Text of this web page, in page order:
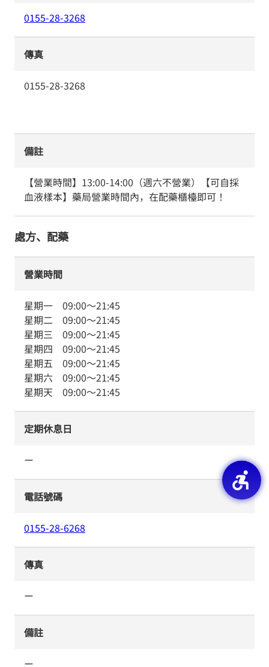
0155-28-3268
傳真
0155-28-3268
備註
【營業時間】13:00-14:00（週六不營業）【可自採
血液樣本】藥局營業時間內，在配藥櫃檯即可！
處方、配藥
營業時間
星期一 09:00～21:45
星期二 09:00～21:45
星期三 09:00～21:45
星期四 09:00～21:45
星期五 09:00～21:45
星期六 09:00～21:45
星期天 09:00～21:45
定期休息日
ー
電話號碼
0155-28-6268
傳真
ー
備註
ー